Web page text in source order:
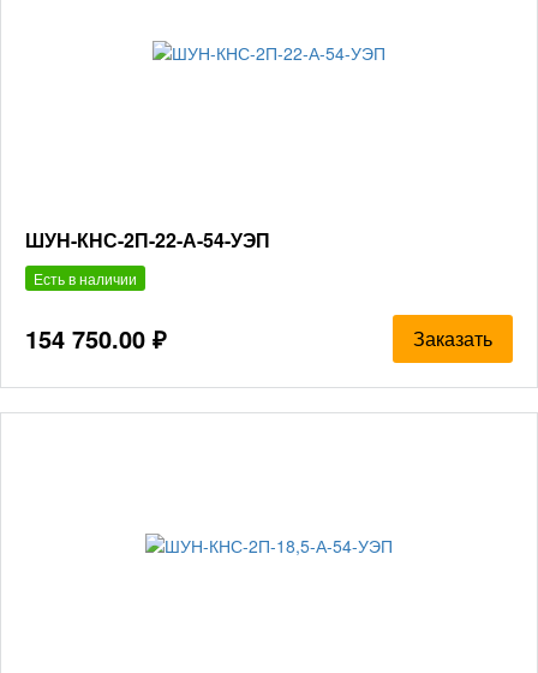
ШУН-КНС-2П-22-А-54-УЭП
Есть в наличии
154 750.00 ₽ Заказать